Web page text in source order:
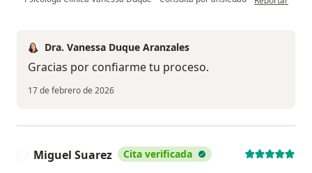
Dra. Vanessa Duque Aranzales
Gracias por confiarme tu proceso.
17 de febrero de 2026
Miguel Suarez Cita verificada